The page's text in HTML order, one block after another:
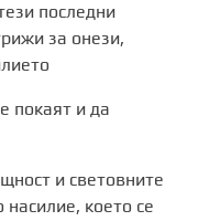
последни
за онези,
покаят и да
и световните
насилие, което се